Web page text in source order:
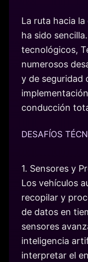
La ruta hacia
ha sido
tecnológicos,
numerosos
y de seguridad
conducción
DESAFÍOS
1. Sensores y
Los vehículos
recopilar y
de datos en
sensores
inteligencia
interpretar el